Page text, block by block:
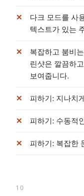
다크 모드를 사
텍스트가 있는
복잡하고 붐비
린샷은 깔끔하
보여줍니다.
피하기: 지나치
피하기: 수동적
피하기: 복잡한
10